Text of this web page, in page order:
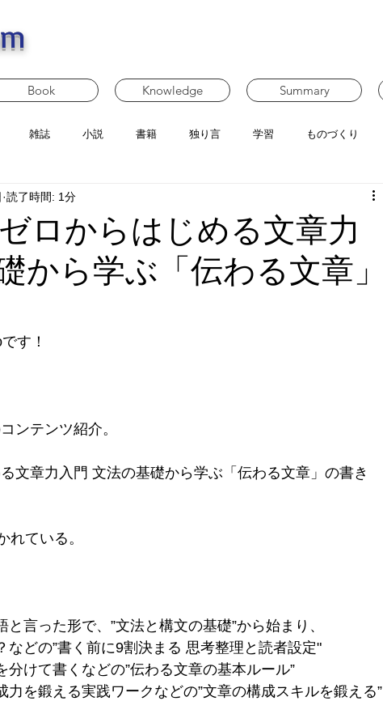
Book Knowledge Summary
雑誌 小説 書籍 独り言 学習 ものづくり
ロからはじめる文章力
から学ぶ「伝わる文章」
読了時間: 1分
す！
ンテンツ紹介。
文章力入門 文法の基礎から学ぶ「伝わる文章」の書き
ている。
言った形で、”文法と構文の基礎”から始まり、
どの”書く前に9割決まる 思考整理と読者設定"
けて書くなどの”伝わる文章の基本ルール”
を鍛える実践ワークなどの”文章の構成スキルを鍛える”